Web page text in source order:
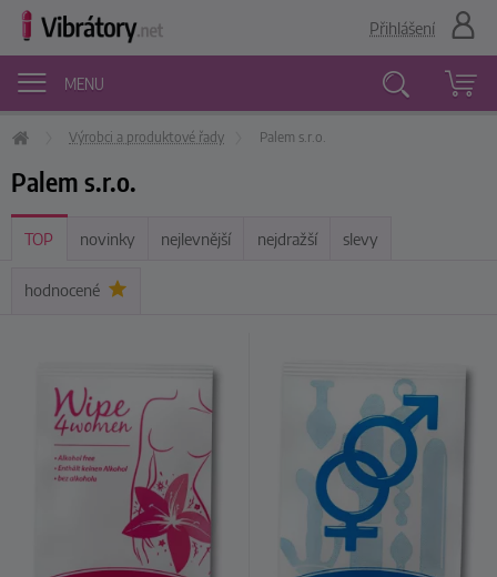
MENU
Přihlášení
Výrobci a produktové řady Palem s.r.o.
Palem s.r.o.
TOP novinky nejlevnější nejdražší slevy
hodnocené